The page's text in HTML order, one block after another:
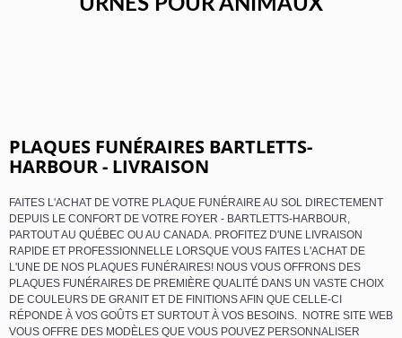
URNES POUR ANIMAUX
PLAQUES FUNÉRAIRES BARTLETTS-
HARBOUR - LIVRAISON
FAITES L'ACHAT DE VOTRE PLAQUE FUNÉRAIRE AU SOL DIRECTEMENT
DEPUIS LE CONFORT DE VOTRE FOYER - BARTLETTS-HARBOUR,
PARTOUT AU QUÉBEC OU AU CANADA. PROFITEZ D'UNE LIVRAISON
RAPIDE ET PROFESSIONNELLE LORSQUE VOUS FAITES L'ACHAT DE
L'UNE DE NOS PLAQUES FUNÉRAIRES! NOUS VOUS OFFRONS DES
PLAQUES FUNÉRAIRES DE PREMIÈRE QUALITÉ DANS UN VASTE CHOIX
DE COULEURS DE GRANIT ET DE FINITIONS AFIN QUE CELLE-CI
RÉPONDE À VOS GOÛTS ET SURTOUT À VOS BESOINS. NOTRE SITE WEB
VOUS OFFRE DES MODÈLES QUE VOUS POUVEZ PERSONNALISER